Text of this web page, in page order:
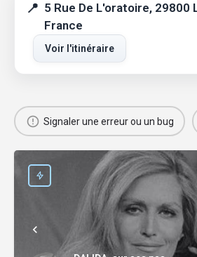
5 Rue De L'oratoire, 29800
France
Voir l'itinéraire
Signaler une erreur ou un bug